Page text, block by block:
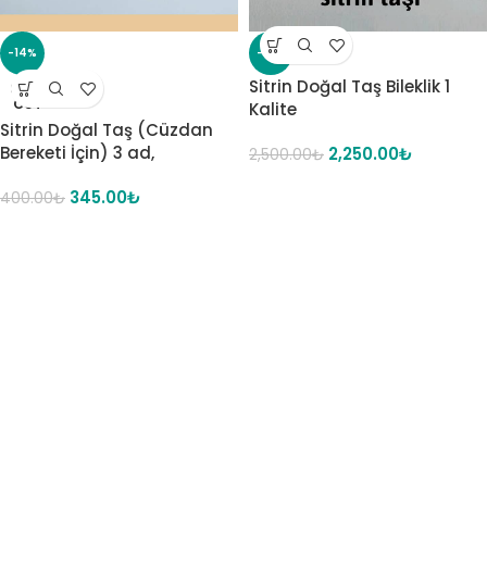
-14%
SOLD
OUT
Sitrin Doğal Taş (Cüzdan
Bereketi İçin) 3 ad,
400.00₺ 345.00₺
-10%
Sitrin Doğal Taş Bileklik 1
Kalite
2,500.00₺ 2,250.00₺